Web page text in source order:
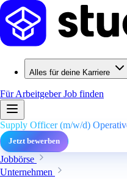
Alles für deine Karriere
Für ArbeitgeberJob finden
Supply Officer (m/w/d)
Jetzt bewerben
Jobbörse
Unternehmen